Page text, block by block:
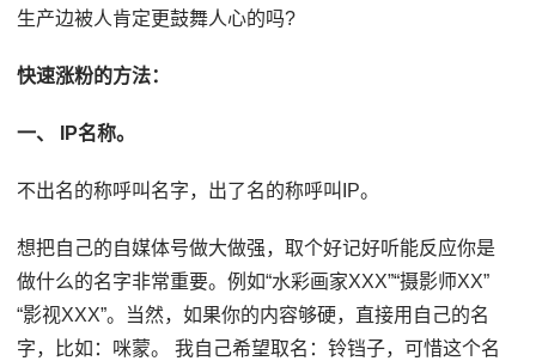
生产边被人肯定更鼓舞人心的吗?
快速涨粉的方法：
一、 IP名称。
不出名的称呼叫名字，出了名的称呼叫IP。
想把自己的自媒体号做大做强，取个好记好听能反应你是
做什么的名字非常重要。例如“水彩画家XXX”“摄影师XX”
“影视XXX”。当然，如果你的内容够硬，直接用自己的名
字，比如：咪蒙。 我自己希望取名：铃铛子，可惜这个名